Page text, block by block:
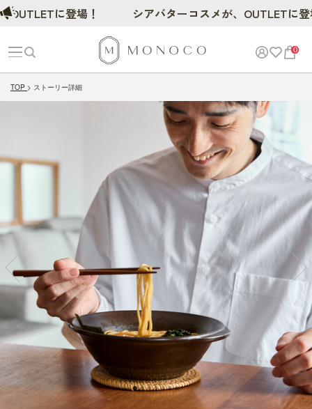
0
TOP ストーリー詳細
に登場！ シアバターコスメが、OUTLETに登